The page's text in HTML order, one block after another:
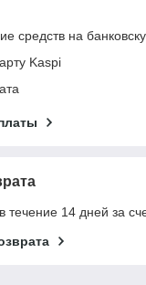
средств на
Kaspi
течение 14 дней за